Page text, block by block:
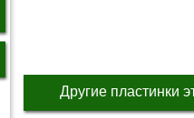
Другие пластинки